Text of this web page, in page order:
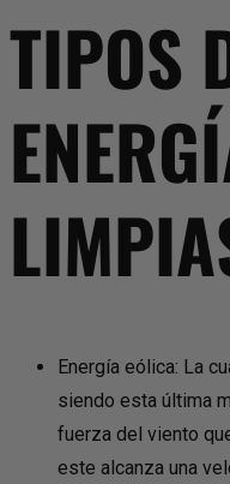
TIPOS
Energía eólica: La
siendo esta última
fuerza del viento
este alcanza una